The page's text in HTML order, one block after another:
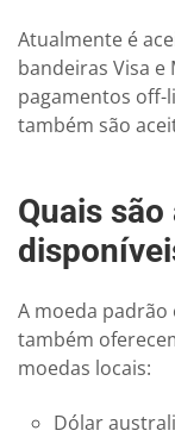
Atualmente é
bandeiras Visa e
pagamentos off-
também são
Quais
A moeda padrão
também
moedas locais:
Dólar